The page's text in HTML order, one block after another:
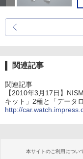
関連記事
関連記事
【2010年3月17日】
キット」2種と「データ
http://
本サイトのご利用につい